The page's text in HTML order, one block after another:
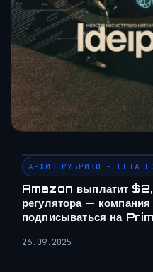
АРХИВ РУБРИКИ ~ЛЕНТА
Amazon выплатит
регулятора —
подписываться на
26.09.2025